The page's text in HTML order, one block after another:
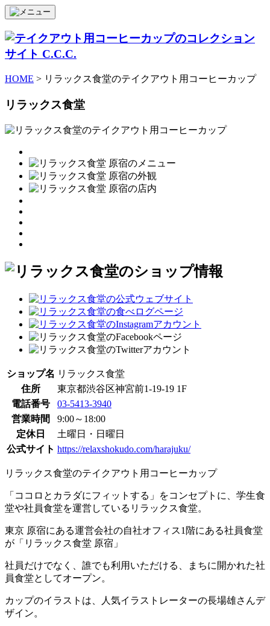
HOME > リラックス食堂のテイクアウト用コーヒーカップ
リラックス食堂
ショップ名 リラックス食堂
住所
東京都渋谷区神宮前1-19-19 1F
電話番号
03-5413-3940
営業時間
9:00～18:00
定休日
土曜日・日曜日
公式サイト https://relaxshokudo.com/harajuku/
リラックス食堂のテイクアウト用コーヒーカップ
「ココロとカラダにフィットする」をコンセプトに、学生食
堂や社員食堂を運営しているリラックス食堂。
東京 原宿にある運営会社の自社オフィス1階にある社員食堂
が「リラックス食堂 原宿」
社員だけでなく、誰でも利用いただける、まちに開かれた社
員食堂としてオープン。
カップのイラストは、人気イラストレーターの長場雄さんデ
ザイン。